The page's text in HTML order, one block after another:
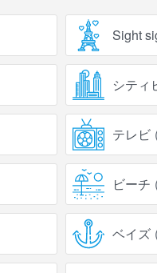
Sight
シティ
テレビ
ビーチ
ベイズ